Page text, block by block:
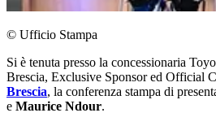
© Ufficio Stampa
Si è tenuta presso la concessionaria
Brescia, Exclusive Sponsor ed Official
Brescia, la conferenza stampa di
e Maurice Ndour.